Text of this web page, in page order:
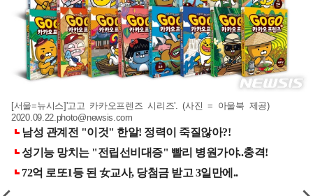
[서울=뉴시스]'고고 카카오프렌즈 시리즈'. (사진 = 아울북 제공)
2020.09.22.photo@newsis.com